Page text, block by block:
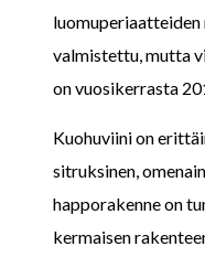
valmistettu, mutta
on vuosikerrasta
Kuohuviini on
sitruksinen,
happorakenne on
kermaisen